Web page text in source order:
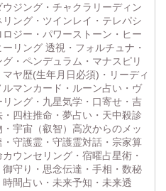
ウジング・チャクラリーディン
リング・ツインレイ・テレパシ
ロジー・パワーストーン・ヒー
ーリング 透視・フォルチュナ・
グ・ペンデュラム・マナスピリ
マヤ歴(生年月日必須)・リーディ
ルマンカード・ルーン占い・ヴ
リング・九星気学・口寄せ・吉
四柱推命・夢占い・天中殺診
・宇宙（叡智）高次からのメッ
・守護霊・守護霊対話・宗家算
ウンセリング・宿曜占星術・
御守り・思念伝達・手相・数秘
間占い・未来予知・未来透